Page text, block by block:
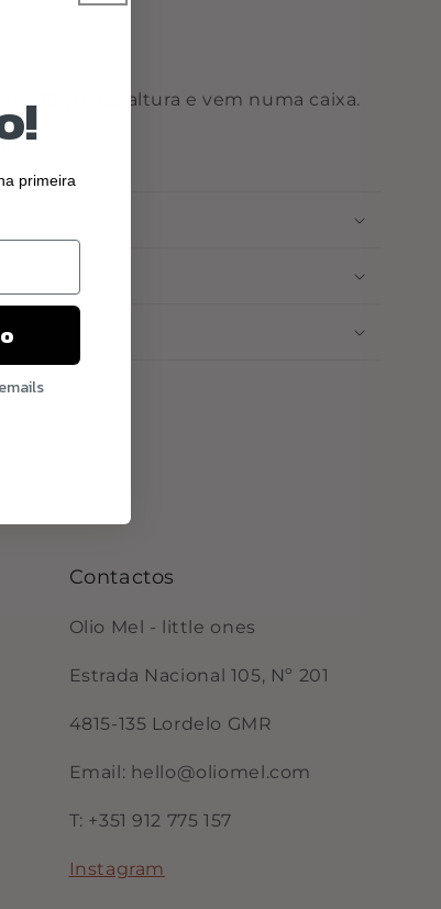
35 cm de altura e vem numa caixa.
Contactos
Olio Mel - little ones
Estrada Nacional 105, Nº 201
4815-135 Lordelo GMR
Email: hello@oliomel.com
T: +351 912 775 157
Instagram
primeira